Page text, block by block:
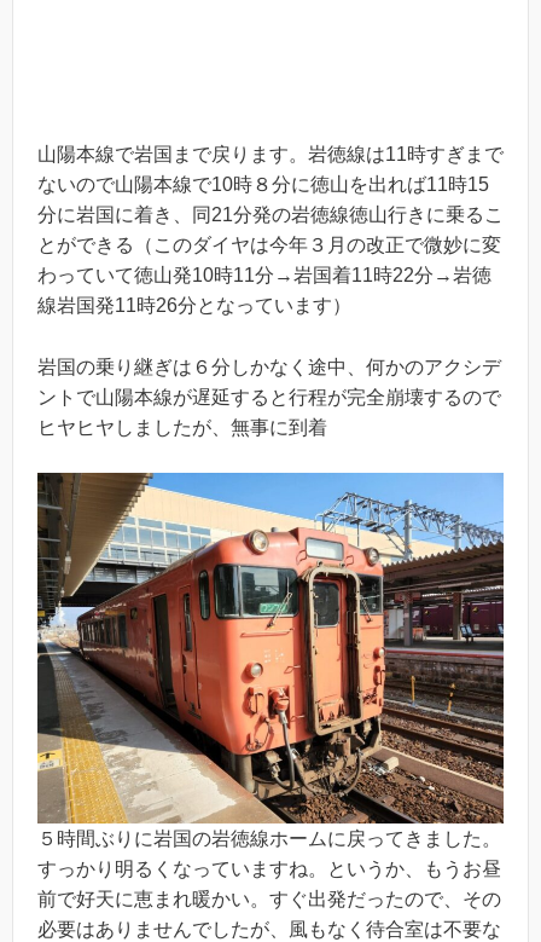
山陽本線で岩国まで戻ります。岩徳線は11時すぎまで
ないので山陽本線で10時８分に徳山を出れば11時15
分に岩国に着き、同21分発の岩徳線徳山行きに乗るこ
とができる（このダイヤは今年３月の改正で微妙に変
わっていて徳山発10時11分→岩国着11時22分→岩徳
線岩国発11時26分となっています）
岩国の乗り継ぎは６分しかなく途中、何かのアクシデ
ントで山陽本線が遅延すると行程が完全崩壊するので
ヒヤヒヤしましたが、無事に到着
５時間ぶりに岩国の岩徳線ホームに戻ってきました。
すっかり明るくなっていますね。というか、もうお昼
前で好天に恵まれ暖かい。すぐ出発だったので、その
必要はありませんでしたが、風もなく待合室は不要な